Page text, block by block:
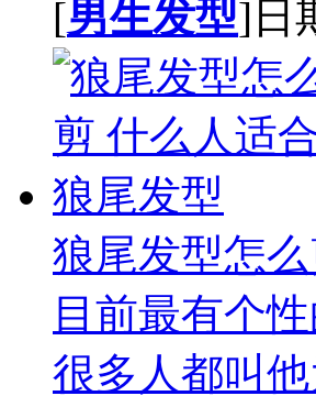
[男生发型]日
狼尾发型怎
目前最有个
很多人都叫